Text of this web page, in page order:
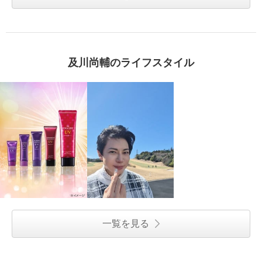
及川尚輔のライフスタイル
一覧を見る